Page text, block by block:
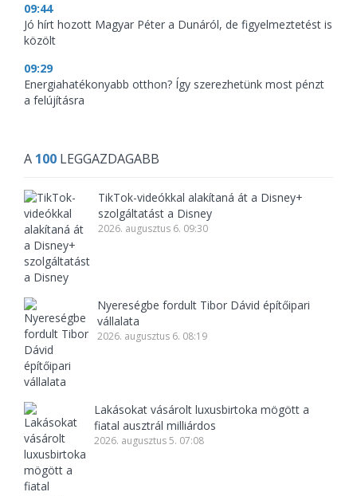
09:44
Jó hírt hozott Magyar Péter a Dunáról, de figyelmeztetést is
közölt
09:29
Energiahatékonyabb otthon? Így szerezhetünk most pénzt
a felújításra
A 100 LEGGAZDAGABB
TikTok-videókkal alakítaná át a Disney+
szolgáltatást a Disney
2026. augusztus 6. 09:30
Nyereségbe fordult Tibor Dávid építőipari
vállalata
2026. augusztus 6. 08:19
Lakásokat vásárolt luxusbirtoka mögött a
fiatal ausztrál milliárdos
2026. augusztus 5. 07:08